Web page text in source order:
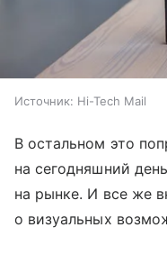
Источник: Hi-Tech Mail
В остальном это
на сегодняшний
на рынке. И все же
о визуальных